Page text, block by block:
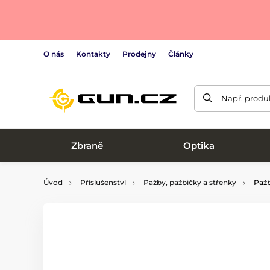
O nás Kontakty Prodejny Články
Např.
Zbraně Optika
Úvod Příslušenství Pažby, pažbičky a střenky